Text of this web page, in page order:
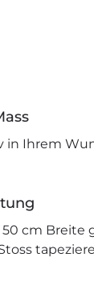
in Ihrem
cm Breite